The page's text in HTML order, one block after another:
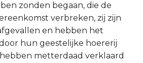
zonden begaan, die de
verbreken, zij zijn
en hebben het
hun geestelijke hoererij
metterdaad verklaard